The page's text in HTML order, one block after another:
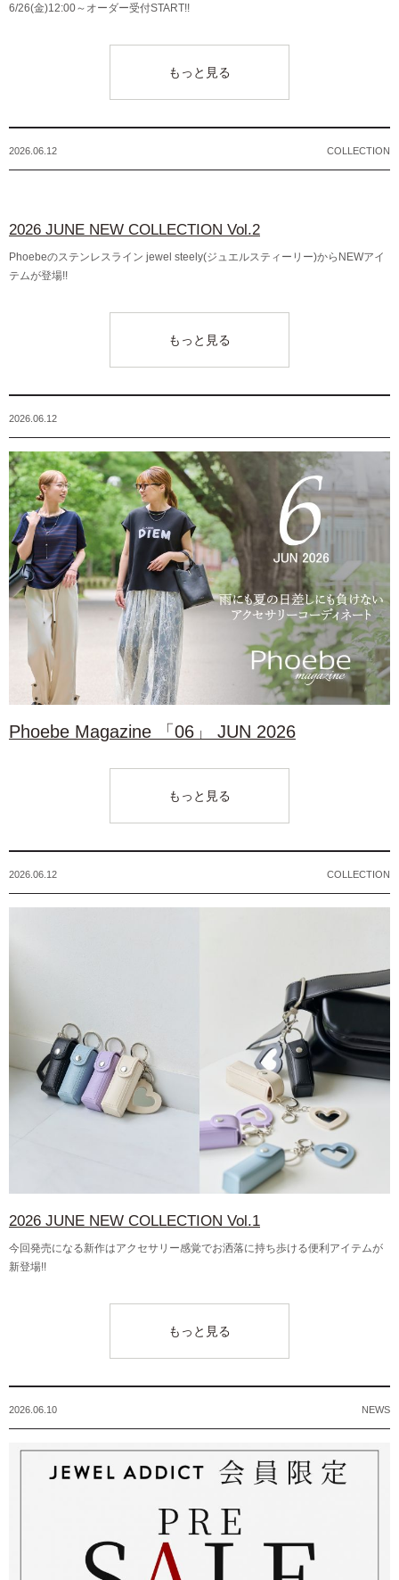
6/26(金)12:00～オーダー受付START!!
もっと見る
2026.06.12 COLLECTION
2026 JUNE NEW COLLECTION Vol.2
Phoebeのステンレスライン jewel steely(ジュエルスティーリー)からNEWアイ
テムが登場!!
もっと見る
2026.06.12
Phoebe Magazine 「06」 JUN 2026
もっと見る
2026.06.12 COLLECTION
2026 JUNE NEW COLLECTION Vol.1
今回発売になる新作はアクセサリー感覚でお洒落に持ち歩ける便利アイテムが
新登場!!
もっと見る
2026.06.10 NEWS